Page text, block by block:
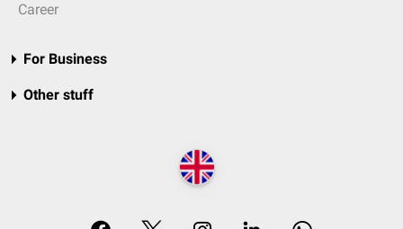
Career
For Business
Other stuff